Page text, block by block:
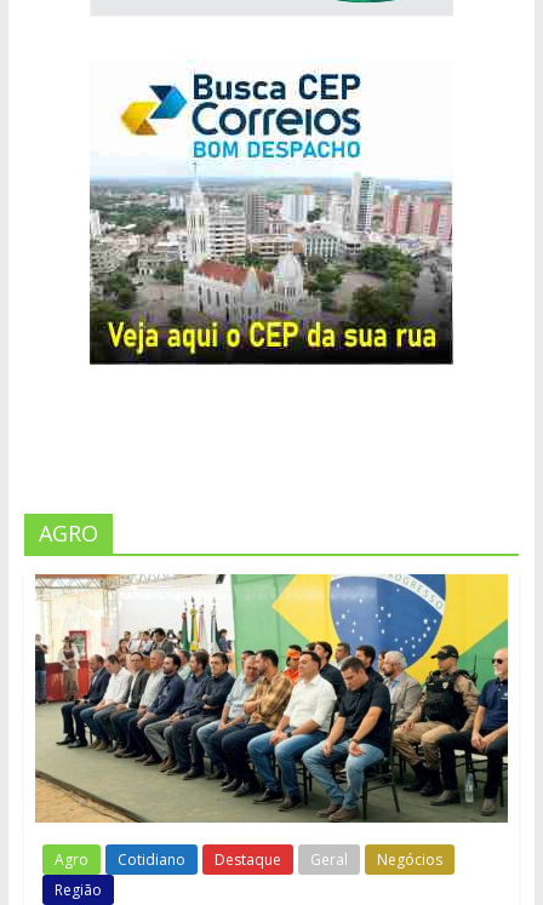
AGRO
Agro Cotidiano Destaque Geral
Negócios
Região